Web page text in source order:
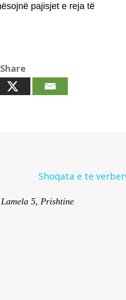
pajisjet e reja të
Share
5, Prishtine